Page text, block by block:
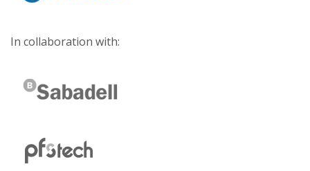
In collaboration with: